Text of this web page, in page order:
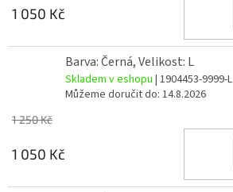
1 050 Kč
Barva: Černá, Velikost: L
Skladem v eshopu | 1904453-9999-L
Můžeme doručit do: 14.8.2026
1 250 Kč
1 050 Kč